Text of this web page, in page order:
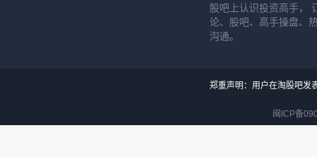
股吧上认识投资高手，
论、股吧、高手操盘、
沟通。
郑重声明：用户在淘股吧发
闽ICP备